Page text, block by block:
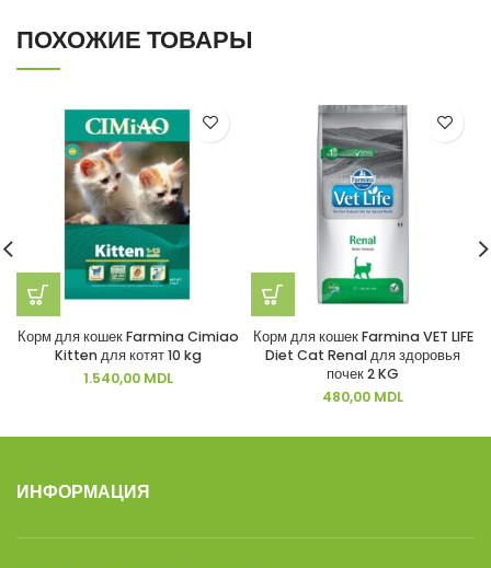
ПОХОЖИЕ ТОВАРЫ
Корм для кошек Farmina Cimiao
Kitten для котят 10 kg
1.540,00 MDL
Корм для кошек Farmina VET LIFE
Diet Cat Renal для здоровья
почек 2 KG
480,00 MDL
ИНФОРМАЦИЯ